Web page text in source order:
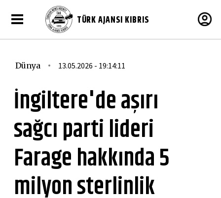
TÜRK AJANSI KIBRIS
Dünya 13.05.2026 - 19:14:11
İngiltere'de aşırı
sağcı parti lideri
Farage hakkında 5
milyon sterlinlik